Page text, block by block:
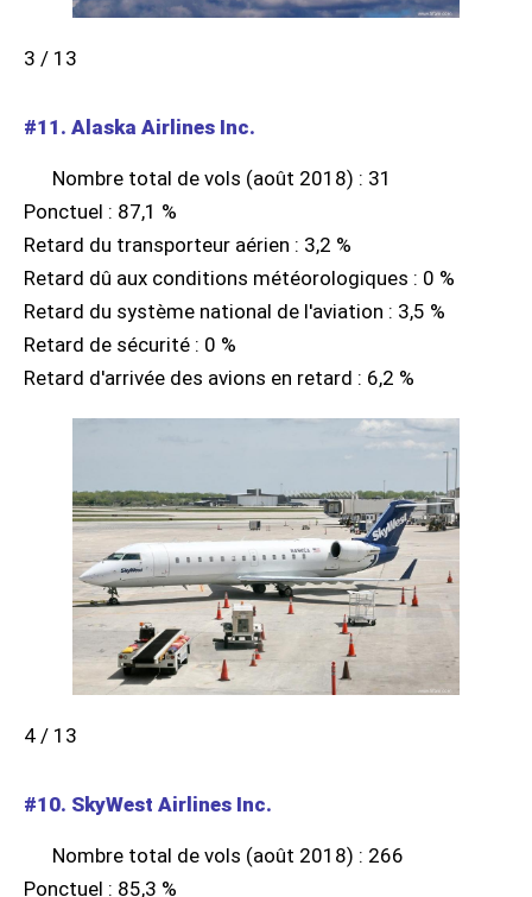
3 / 13
#11. Alaska Airlines Inc.
Nombre total de vols (août 2018) : 31
Ponctuel : 87,1 %
Retard du transporteur aérien : 3,2 %
Retard dû aux conditions météorologiques : 0 %
Retard du système national de l'aviation : 3,5 %
Retard de sécurité : 0 %
Retard d'arrivée des avions en retard : 6,2 %
4 / 13
#10. SkyWest Airlines Inc.
Nombre total de vols (août 2018) : 266
Ponctuel : 85,3 %